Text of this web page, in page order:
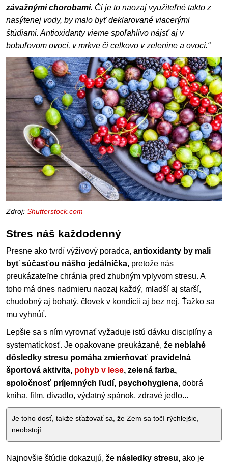
závažnými chorobami. Či je to naozaj využiteľné takto z
nasýtenej vody, by malo byť deklarované viacerými
štúdiami. Antioxidanty vieme spoľahlivo nájsť aj v
bobuľovom ovocí, v mrkve či celkovo v zelenine a ovocí.“
Zdroj: Shutterstock.com
Stres náš každodenný
Presne ako tvrdí výživový poradca, antioxidanty by mali
byť súčasťou nášho jedálnička, pretože nás
preukázateľne chránia pred zhubným vplyvom stresu. A
toho má dnes nadmieru naozaj každý, mladší aj starší,
chudobný aj bohatý, človek v kondícii aj bez nej. Ťažko sa
mu vyhnúť.
Lepšie sa s ním vyrovnať vyžaduje istú dávku disciplíny a
systematickosť. Je opakovane preukázané, že neblahé
dôsledky stresu pomáha zmierňovať pravidelná
športová aktivita, pohyb v lese, zelená farba,
spoločnosť príjemných ľudí, psychohygiena, dobrá
kniha, film, divadlo, výdatný spánok, zdravé jedlo...
Je toho dosť, takže sťažovať sa, že Zem sa točí rýchlejšie,
neobstojí.
Najnovšie štúdie dokazujú, že následky stresu, ako je